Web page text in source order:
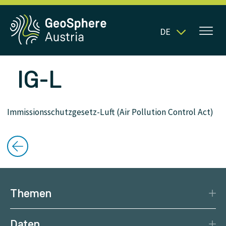
DE
IG-L
Immissionsschutzgesetz-Luft (Air Pollution Control Act)
Themen